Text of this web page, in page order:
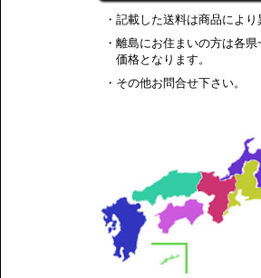
・記載した送料は商品によ
・離島にお住まいの方は各県
価格となります。
・その他お問合せ下さい。